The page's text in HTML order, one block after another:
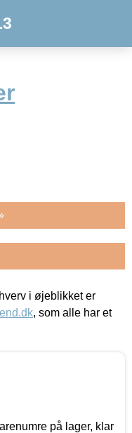
i øjeblikket er
, som alle har et
på lager, klar